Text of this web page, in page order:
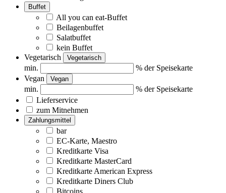
Buffet
All you can eat-Buffet
Beilagenbuffet
Salatbuffet
kein Buffet
Vegetarisch
Vegetarisch
min.
% der Speisekarte
Vegan
Vegan
min.
% der Speisekarte
Lieferservice
zum Mitnehmen
Zahlungsmittel
bar
EC-Karte, Maestro
Kreditkarte Visa
Kreditkarte MasterCard
Kreditkarte American Express
Kreditkarte Diners Club
Bitcoins